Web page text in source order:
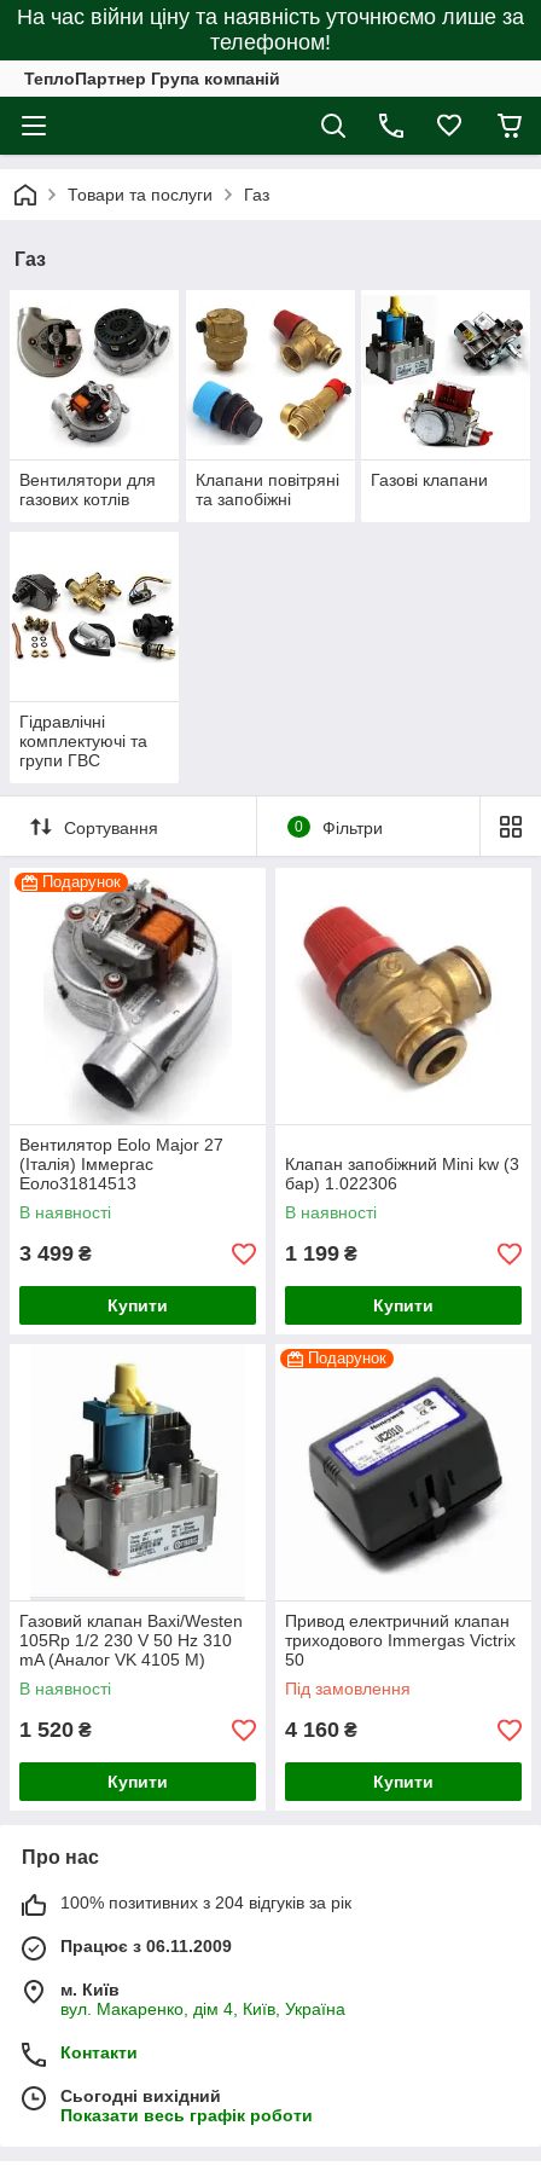
На час війни ціну та наявність уточнюємо лише за
телефоном!
ТеплоПартнер Група компаній
Товари та послуги Газ
Газ
Вентилятори для
газових котлів
Клапани повітряні
та запобіжні
Газові клапани
Гідравлічні
комплектуючі та
групи ГВС
Сортування 0 Фільтри
Подарунок
Вентилятор Eolo Major 27
(Італія) Іммергас
Еоло31814513
В наявності
3 499 ₴
Купити
Клапан запобіжний Mini kw (3
бар) 1.022306
В наявності
1 199 ₴
Купити
Газовий клапан Baxi/Westen
105Rp 1/2 230 V 50 Hz 310
mA (Аналог VK 4105 M)
В наявності
1 520 ₴
Купити
Подарунок
Привод електричний клапан
триходового Immergas Victrix
50
Під замовлення
4 160 ₴
Купити
Про нас
100% позитивних з 204 відгуків за рік
Працює з 06.11.2009
м. Київ
вул. Макаренко, дім 4, Київ, Україна
Контакти
Сьогодні вихідний
Показати весь графік роботи